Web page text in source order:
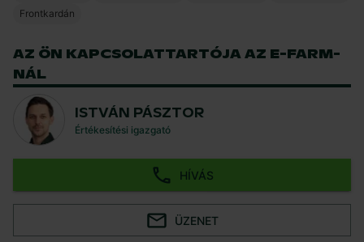
Frontkardán
AZ ÖN KAPCSOLATTARTÓJA AZ E-FARM-
NÁL
ISTVÁN PÁSZTOR
Értékesítési igazgató
HÍVÁS
ÜZENET